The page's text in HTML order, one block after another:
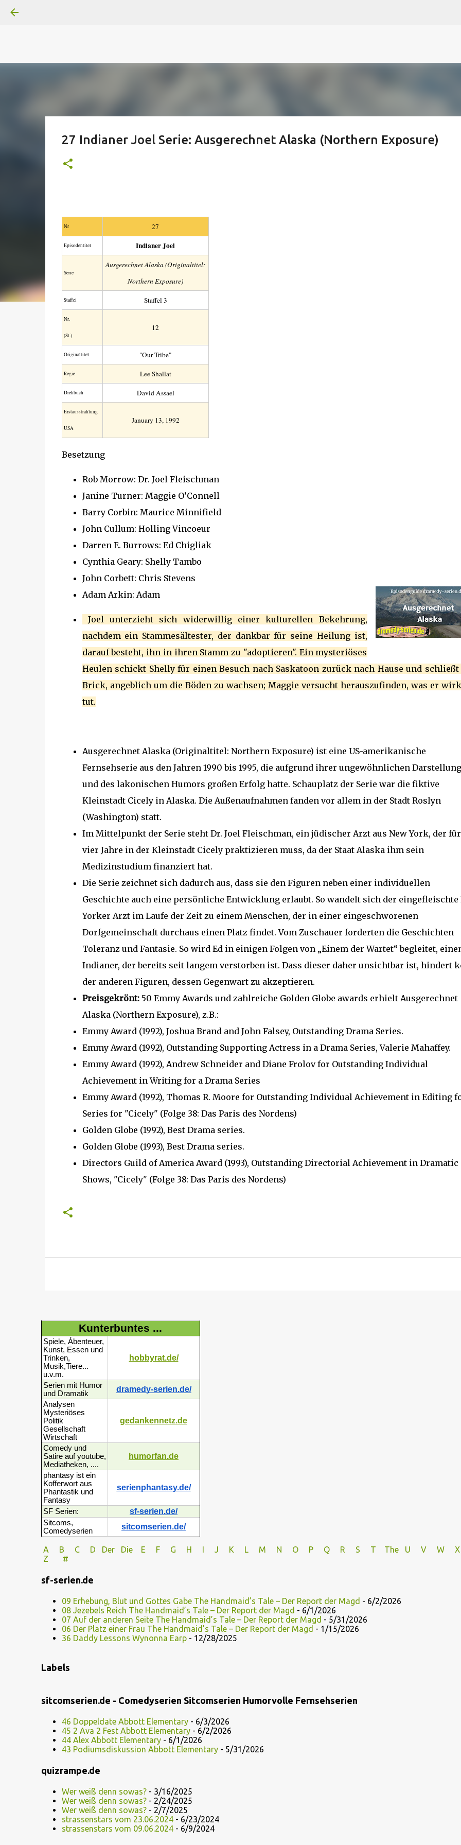
Superheldenserien
27 Indianer Joel Serie: Ausgerechnet Alaska (Northern Exposure)
Nr 27
Episodentitel Indianer Joel
Serie
Ausgerechnet Alaska (Originaltitel:
Northern Exposure)
Staffel Staffel 3
Nr.
(St.)
12
Original­titel "Our Tribe"
Regie Lee Shallat
Drehbuch David Assael
Erstaus­strahlung
USA
January 13, 1992
Besetzung
Rob Morrow: Dr. Joel Fleischman
Janine Turner: Maggie O’Connell
Barry Corbin: Maurice Minnifield
John Cullum: Holling Vincoeur
Darren E. Burrows: Ed Chigliak
Cynthia Geary: Shelly Tambo
John Corbett: Chris Stevens
Adam Arkin: Adam
Joel unterzieht sich widerwillig einer kulturellen Bekehrung,
nachdem ein Stammesältester, der dankbar für seine Heilung ist,
darauf besteht, ihn in ihren Stamm zu "adoptieren". Ein mysteriöses
Heulen schickt Shelly für einen Besuch nach Saskatoon zurück nach Hause und schließt
Brick, angeblich um die Böden zu wachsen; Maggie versucht herauszufinden, was er
tut.
Ausgerechnet Alaska (Originaltitel: Northern Exposure) ist eine US-amerikanische
Fernsehserie aus den Jahren 1990 bis 1995, die aufgrund ihrer ungewöhnlichen Darstellung
und des lakonischen Humors großen Erfolg hatte. Schauplatz der Serie war die fiktive
Kleinstadt Cicely in Alaska. Die Außenaufnahmen fanden vor allem in der Stadt Roslyn
(Washington) statt.
Im Mittelpunkt der Serie steht Dr. Joel Fleischman, ein jüdischer Arzt aus New York, der für
vier Jahre in der Kleinstadt Cicely praktizieren muss, da der Staat Alaska ihm sein
Medizinstudium finanziert hat.
Die Serie zeichnet sich dadurch aus, dass sie den Figuren neben einer individuellen
Geschichte auch eine persönliche Entwicklung erlaubt. So wandelt sich der eingefleischte
Yorker Arzt im Laufe der Zeit zu einem Menschen, der in einer eingeschworenen
Dorfgemeinschaft durchaus einen Platz findet. Vom Zuschauer forderten die Geschichten
Toleranz und Fantasie. So wird Ed in einigen Folgen von „Einem der Wartet“ begleitet,
Indianer, der bereits seit langem verstorben ist. Dass dieser daher unsichtbar ist, hindert
der anderen Figuren, dessen Gegenwart zu akzeptieren.
Preisgekrönt:50 Emmy Awards und zahlreiche Golden Globe awards erhielt Ausgerechnet
Alaska (Northern Exposure), z.B.:
Emmy Award (1992), Joshua Brand and John Falsey, Outstanding Drama Series.
Emmy Award (1992), Outstanding Supporting Actress in a Drama Series, Valerie Mahaffey.
Emmy Award (1992), Andrew Schneider and Diane Frolov for Outstanding Individual
Achievement in Writing for a Drama Series
Emmy Award (1992), Thomas R. Moore for Outstanding Individual Achievement in Editing
Series for "Cicely" (Folge 38: Das Paris des Nordens)
Golden Globe (1992), Best Drama series.
Golden Globe (1993), Best Drama series.
Directors Guild of America Award (1993), Outstanding Directorial Achievement in Dramatic
Shows, "Cicely" (Folge 38: Das Paris des Nordens)
Kunterbuntes ...
Spiele, Ábenteuer,
Kunst, Essen und
Trinken,
Musik,Tiere...
u.v.m.
hobbyrat.de/
Serien mit Humor
und Dramatik
dramedy-serien.de/
Analysen
Mysteriöses
Politik
Gesellschaft
Wirtschaft
gedankennetz.de
Comedy und
Satire auf youtube,
Mediatheken, ....
humorfan.de
phantasy ist ein
Kofferwort aus
Phantastik und
Fantasy
serienphantasy.de/
SF Serien: sf-serien.de/
Sitcoms,
Comedyserien
sitcomserien.de/
A B C D Der Die E F G H I J K L M N O P Q R S T The U V
W
Z
#
sf-serien.de
09 Erhebung, Blut und Gottes Gabe The Handmaid’s Tale – Der Report der Magd - 6/2/2026
08 Jezebels Reich The Handmaid’s Tale – Der Report der Magd - 6/1/2026
07 Auf der anderen Seite The Handmaid’s Tale – Der Report der Magd - 5/31/2026
06 Der Platz einer Frau The Handmaid’s Tale – Der Report der Magd - 1/15/2026
36 Daddy Lessons Wynonna Earp- 12/28/2025
Labels
sitcomserien.de - Comedyserien Sitcomserien Humorvolle Fernsehserien
46 Doppeldate Abbott Elementary- 6/3/2026
45 2 Ava 2 Fest Abbott Elementary- 6/2/2026
44 Alex Abbott Elementary- 6/1/2026
43 Podiumsdiskussion Abbott Elementary- 5/31/2026
quizrampe.de
Wer weiß denn sowas?- 3/16/2025
Wer weiß denn sowas?- 2/24/2025
Wer weiß denn sowas?- 2/7/2025
strassenstars vom 23.06.2024- 6/23/2024
strassenstars vom 09.06.2024- 6/9/2024